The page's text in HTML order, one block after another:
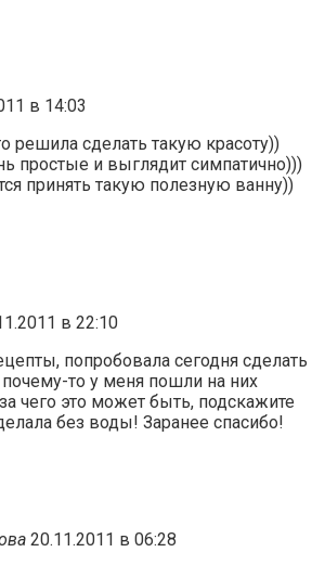
в 14:03
решила сделать такую красоту))
простые и выглядит симпатично)))
принять такую полезную ванну))
в 22:10
попробовала сегодня сделать
то у меня пошли на них
чего это может быть, подскажите
без воды! Заранее спасибо!
20.11.2011 в 06:28